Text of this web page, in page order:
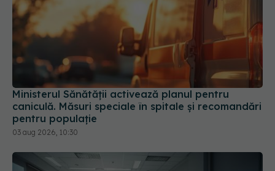
Ministerul Sănătății activează planul pentru
caniculă. Măsuri speciale în spitale și recomandări
pentru populație
03 aug 2026, 10:30